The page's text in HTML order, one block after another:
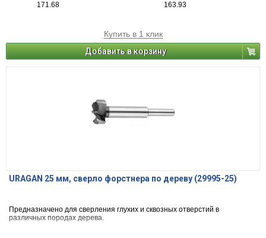
171.68 163.93
Купить в 1 клик
Добавить в корзину
URAGAN 25 мм, cверло форстнера по дереву (29995-25)
Предназначено для сверления глухих и сквозных отверстий в
различных породах дерева.